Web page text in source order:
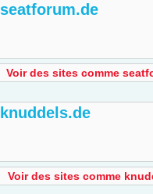
seatforum.de
Voir des sites comme
knuddels.de
Voir des sites comme